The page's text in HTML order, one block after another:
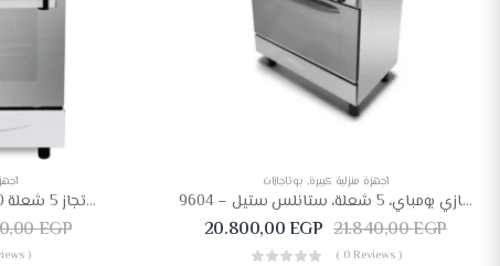
فريش إيطاليانو بوتجاز 5 شعلة 80*55 سم بالمروحة استانليس ITALIANO-7531
EGP
)
أجهزة منزلية كبيرة, بوتاجازات
بوتجاز غاز كريازي بومباي، 5 شعلة، ستانلس ستيل – 9604F
20.800,00EGP 21.840,00EGP
( 0 Reviews )